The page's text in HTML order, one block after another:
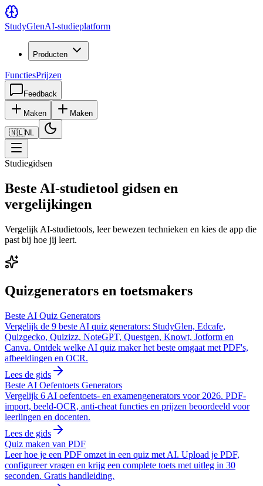
StudyGlenAI-studieplatform
Producten
FunctiesPrijzen
Feedback
Maken Maken
🇳🇱NL
Studiegidsen
Beste AI-studietool gidsen en
vergelijkingen
Vergelijk AI-studietools, leer bewezen technieken en kies de app die
past bij hoe jij leert.
Quizgenerators en toetsmakers
Beste AI Quiz Generators
Vergelijk de 9 beste AI quiz generators: StudyGlen, Edcafe,
Quizgecko, Quizizz, NoteGPT, Questgen, Knowt, Jotform en
Canva. Ontdek welke AI quiz maker het beste omgaat met PDF's,
afbeeldingen en OCR.
Lees de gids
Beste AI Oefentoets Generators
Vergelijk 6 AI oefentoets- en examengenerators voor 2026. PDF-
import, beeld-OCR, anti-cheat functies en prijzen beoordeeld voor
leerlingen en docenten.
Lees de gids
Quiz maken van PDF
Leer hoe je een PDF omzet in een quiz met AI. Upload je PDF,
configureer vragen en krijg een complete toets met uitleg in 30
seconden. Gratis handleiding.